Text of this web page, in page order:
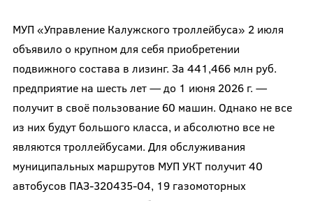
МУП «Управление Калужского троллейбуса» 2 июля
объявило о крупном для себя приобретении
подвижного состава в лизинг. За 441,466 млн руб.
предприятие на шесть лет — до 1 июня 2026 г. —
получит в своё пользование 60 машин. Однако не все
из них будут большого класса, и абсолютно все не
являются троллейбусами. Для обслуживания
муниципальных маршрутов МУП УКТ получит 40
автобусов ПАЗ-320435-04, 19 газомоторных